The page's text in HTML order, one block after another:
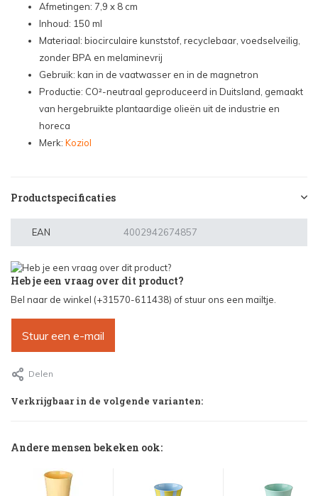
Afmetingen: 7,9 x 8 cm
Inhoud: 150 ml
Materiaal: biocirculaire kunststof, recyclebaar, voedselveilig,
zonder BPA en melaminevrij
Gebruik: kan in de vaatwasser en in de magnetron
Productie: CO²-neutraal geproduceerd in Duitsland, gemaakt
van hergebruikte plantaardige olieën uit de industrie en
horeca
Merk: Koziol
Productspecificaties
EAN 4002942674857
Heb je een vraag over dit product?
Bel naar de winkel (+31570-611438) of stuur ons een mailtje.
Stuur een e-mail
Delen
Verkrijgbaar in de volgende varianten:
Andere mensen bekeken ook: